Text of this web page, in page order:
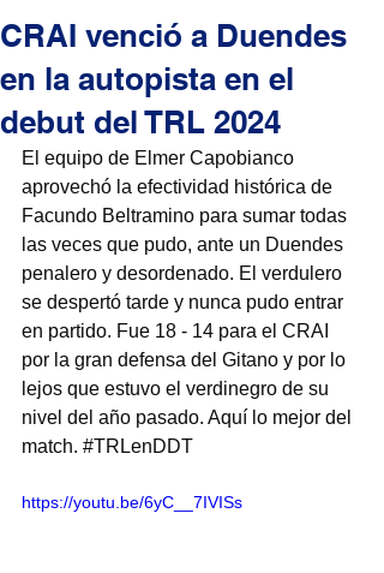
CRAI venció a Duendes
en la autopista en el
debut del TRL 2024
El equipo de Elmer Capobianco
aprovechó la efectividad histórica de
Facundo Beltramino para sumar todas
las veces que pudo, ante un Duendes
penalero y desordenado. El verdulero
se despertó tarde y nunca pudo entrar
en partido. Fue 18 - 14 para el CRAI
por la gran defensa del Gitano y por lo
lejos que estuvo el verdinegro de su
nivel del año pasado. Aquí lo mejor del
match. #TRLenDDT
https://youtu.be/6yC__7IVISs